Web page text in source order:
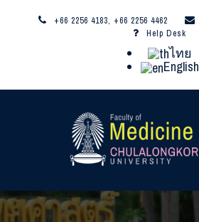
+66 2256 4183, +66 2256 4462
Help Desk
ไทย
English